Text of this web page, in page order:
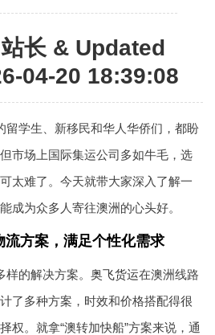
长 & Updated
04-20 18:39:08
留学生、新移民和华人华侨们，都盼
市场上国际集运公司多如牛毛，选
太难了。今天就带大家深入了解一
成为众多人寄往澳洲的心头好。
方案，满足个性化需求
的解决方案。 奥飞货运在澳洲线路
了多种方案，时效和价格搭配得很
权。就拿“澳转加快船”方案来说，通